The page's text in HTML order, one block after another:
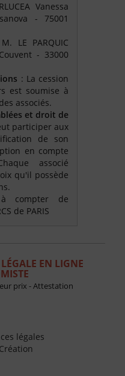
Vanessa
- 75001
LE PARQUIC
- 33000
: La cession
est soumise à
associés.
et droit de
participer aux
de son
en compte
associé
qu'il possède
compter de
de PARIS
EN LIGNE
prix - Attestation
légales